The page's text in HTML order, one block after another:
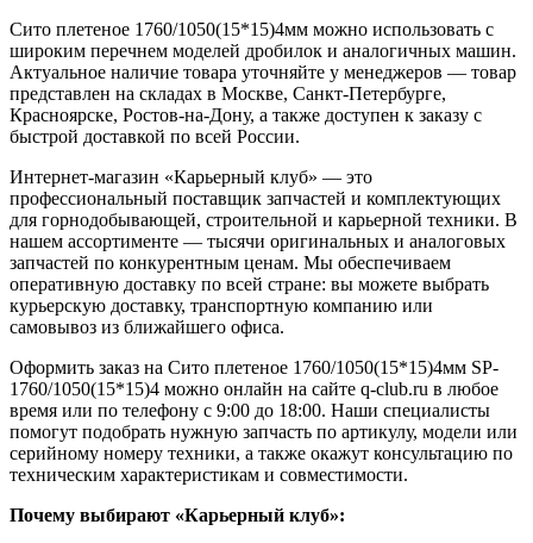
Сито плетеное 1760/1050(15*15)4мм можно использовать с
широким перечнем моделей дробилок и аналогичных машин.
Актуальное наличие товара уточняйте у менеджеров — товар
представлен на складах в Москве, Санкт-Петербурге,
Красноярске, Ростов-на-Дону, а также доступен к заказу с
быстрой доставкой по всей России.
Интернет-магазин «Карьерный клуб» — это
профессиональный поставщик запчастей и комплектующих
для горнодобывающей, строительной и карьерной техники. В
нашем ассортименте — тысячи оригинальных и аналоговых
запчастей по конкурентным ценам. Мы обеспечиваем
оперативную доставку по всей стране: вы можете выбрать
курьерскую доставку, транспортную компанию или
самовывоз из ближайшего офиса.
Оформить заказ на Сито плетеное 1760/1050(15*15)4мм SP-
1760/1050(15*15)4 можно онлайн на сайте q-club.ru в любое
время или по телефону с 9:00 до 18:00. Наши специалисты
помогут подобрать нужную запчасть по артикулу, модели или
серийному номеру техники, а также окажут консультацию по
техническим характеристикам и совместимости.
Почему выбирают «Карьерный клуб»: